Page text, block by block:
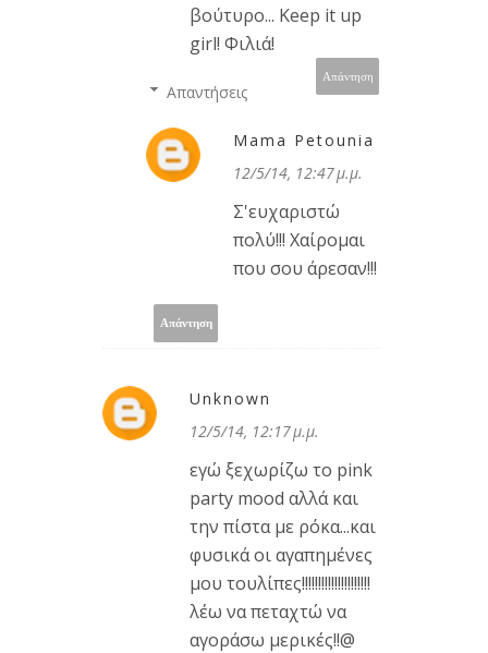
βούτυρο... Keep it up
girl! Φιλιά!
Απάντηση
Απαντήσεις
Mama Petounia
12/5/14, 12:47 μ.μ.
Σ'ευχαριστώ
πολύ!!! Χαίρομαι
που σου άρεσαν!!!
Απάντηση
Unknown
12/5/14, 12:17 μ.μ.
εγώ ξεχωρίζω το pink
party mood αλλά και
την πίστα με ρόκα...και
φυσικά οι αγαπημένες
μου τουλίπες!!!!!!!!!!!!!!!!!!!!!
λέω να πεταχτώ να
αγοράσω μερικές!!@